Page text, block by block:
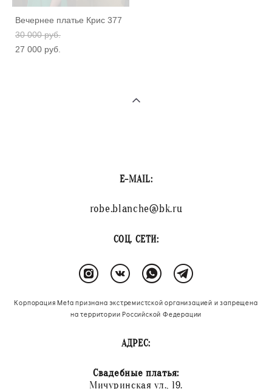
Вечернее платье Крис 377
30 000 pуб.
27 000 pуб.
E-MAIL:
robe.blanche@bk.ru
СОЦ. СЕТИ:
Корпорация Meta признана экстремистской организацией и запрещена
на территории Российской Федерации
АДРЕС:
Свадебные платья:
Мичуринская ул., 19.